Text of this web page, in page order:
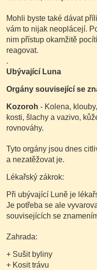
Mohli byste také dávat
vám to nijak neoplácejí.
nim přístup okamžitě
reagovat.
.
Ubývající Luna
Orgány související se
Kozoroh - Kolena,
kosti, šlachy a vazivo,
rovnováhy.
Tyto orgány jsou dnes
a nezatěžovat je.
Lékařský zákrok:
Při ubývající Luně je
Je potřeba se ale
souvisejících se
Zahrada:
+ Sušit byliny
+ Kosit trávu